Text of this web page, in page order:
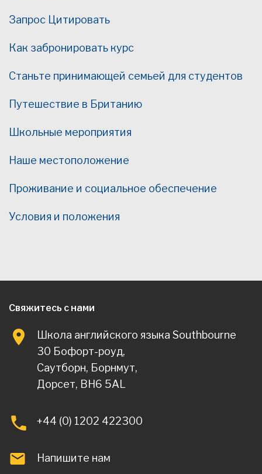
Запрос Цитировать
Как забронировать курс
Станьте принимающей семьей для студентов
Путешествие в Британию
Школьные мероприятия
Наше местоположение
Проживание и социальное обеспечение
Условия и положения
Свяжитесь с нами
Школа английского языка Southbourne
30 Бофорт-роуд,
Саутборн, Борнмут,
Дорсет, BH6 5AL
+44 (0) 1202 422300
Напишите нам